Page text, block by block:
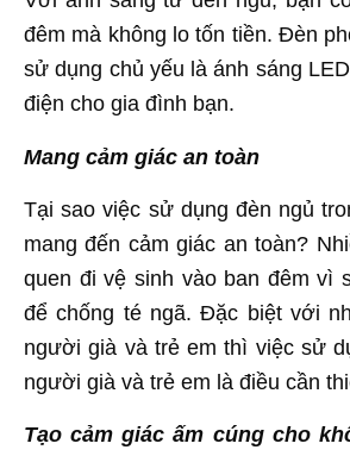
đêm mà không lo tốn tiền. Đèn
sử dụng chủ yếu là ánh sáng
điện cho gia đình bạn.
Mang cảm giác an toàn
Tại sao việc sử dụng đèn ngủ
mang đến cảm giác an toàn?
quen đi vệ sinh vào ban đêm vì
để chống té ngã. Đặc biệt với
người già và trẻ em thì việc sử
người già và trẻ em là điều cần
Tạo cảm giác ấm cúng cho